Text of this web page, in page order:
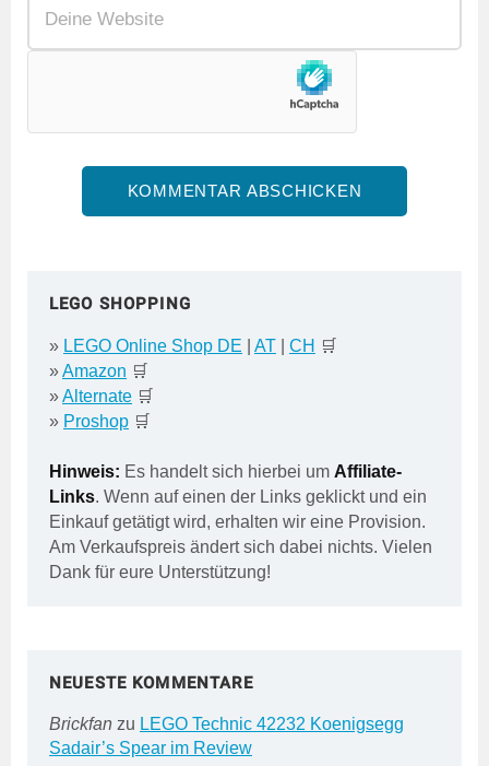
LEGO SHOPPING
» LEGO Online Shop DE AT CH 🛒
»Amazon 🛒
»Alternate 🛒
» Proshop 🛒
Hinweis: Es handelt sich hierbei um Affiliate-
Links. Wenn auf einen der Links geklickt und ein
Einkauf getätigt wird, erhalten wir eine Provision.
Am Verkaufspreis ändert sich dabei nichts. Vielen
Dank für eure Unterstützung!
NEUESTE KOMMENTARE
Brickfan zu LEGO Technic 42232 Koenigsegg
Sadair’s Spear im Review